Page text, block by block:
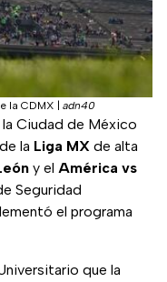
la CDMX adn40
Ciudad de México
la Liga MX de alta
y el América vs
Seguridad
el programa
que la